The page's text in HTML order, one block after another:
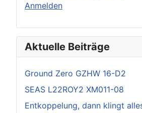
Anmelden
Aktuelle Beiträge
Ground Zero GZHW 16-D2
SEAS L22ROY2 XM011-08
Entkoppelung, dann klingt